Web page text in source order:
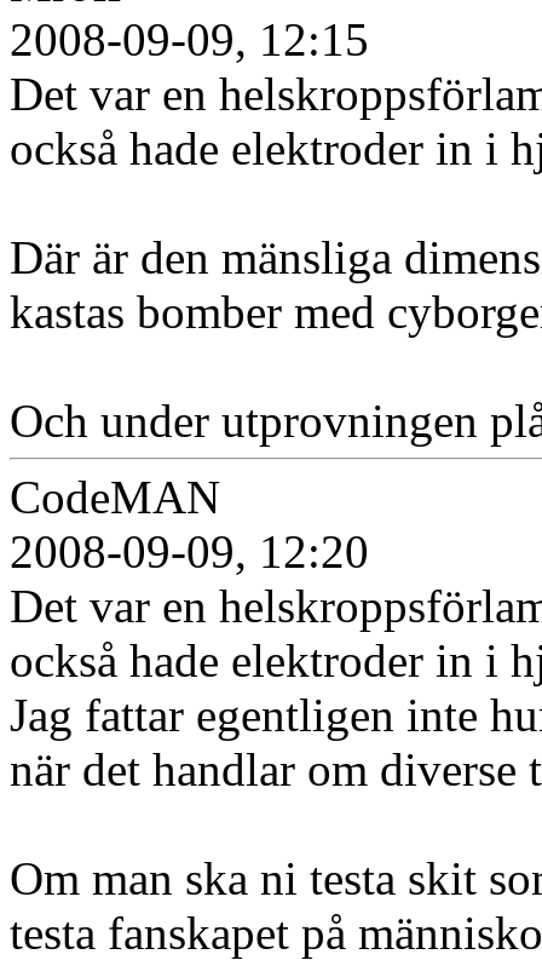
2008-09-09, 12:15
Det var en
också hade elektroder in i
Där är den mänsliga
kastas bomber med
Och under utprovningen
CodeMAN
2008-09-09, 12:20
Det var en
också hade elektroder in i
Jag fattar egentligen inte
när det handlar om diverse
Om man ska ni testa skit
testa fanskapet på